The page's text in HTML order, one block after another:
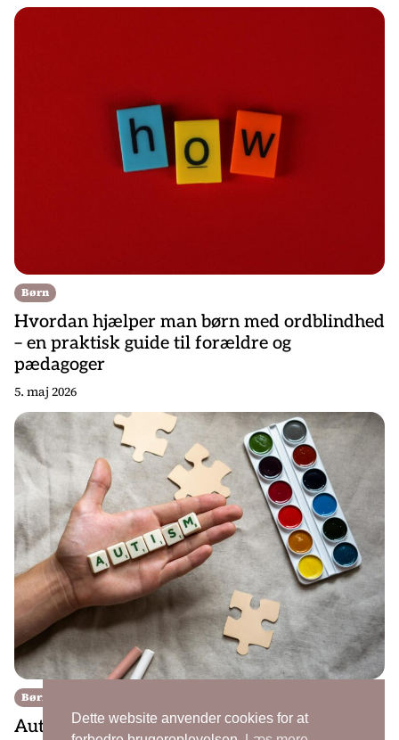
Børn
Hvordan hjælper man børn med ordblindhed
– en praktisk guide til forældre og
pædagoger
5. maj 2026
Børn
Autisme hos drenge vs. piger: hvorfor piger
Dette website anvender cookies for at